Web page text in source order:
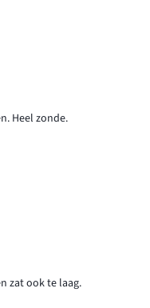
Heel zonde.
zat ook te laag.